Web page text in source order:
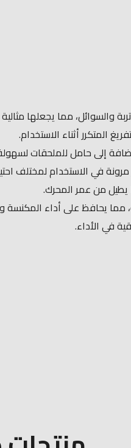
إلى حامل للملحقات لسهولة
في الاستخدام لمختلف
يطيل من عمر المحرك.​
في الأداء.​